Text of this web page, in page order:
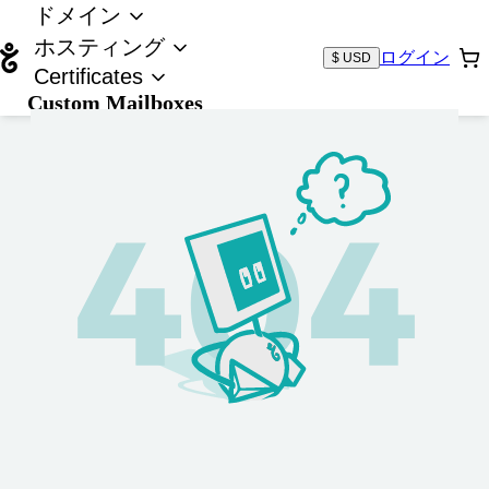
ドメイン
ホスティング
Certificates
Custom Mailboxes
$ USD ログイン